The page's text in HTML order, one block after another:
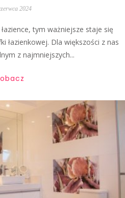
2024
tym ważniejsze staje się
łazienkowej. Dla większości z nas
z najmniejszych...